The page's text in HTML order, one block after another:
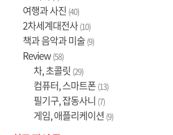
여행과 사진 (40)
2차세계대전사(10)
책과 음악과 미술 (9)
Review (58)
차, 초콜릿 (29)
컴퓨터, 스마트폰 (13)
필기구, 잡동사니 (7)
게임, 애플리케이션 (9)